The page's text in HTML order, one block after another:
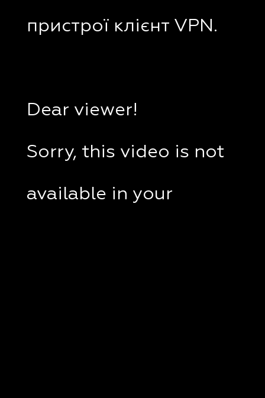
пристрої клієнт VPN.
Dear viewer!
Sorry, this video is not
available in your